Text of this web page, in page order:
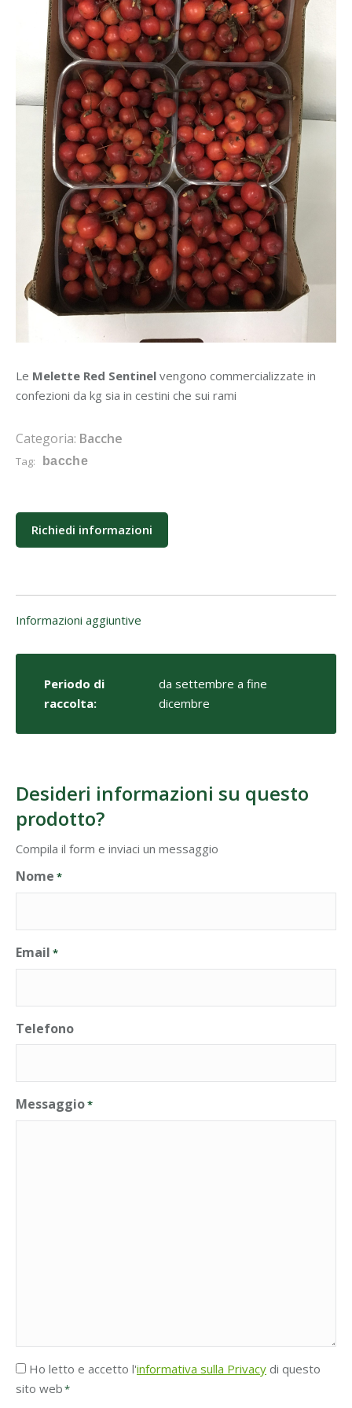
Le Melette Red Sentinel vengono commercializzate in
confezioni da kg sia in cestini che sui rami
Categoria: Bacche
Tag: bacche
Richiedi informazioni
Informazioni aggiuntive
Periodo di
raccolta:
da settembre a fine
dicembre
Desideri informazioni su questo
prodotto?
Compila il form e inviaci un messaggio
Nome *
Email *
Telefono
Messaggio*
Accettazione
Privacy
Ho letto e accetto l'informativa sulla Privacy di questo
sito web*